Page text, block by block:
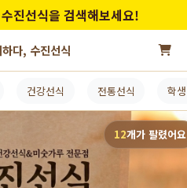
진선식을 검색해보세요!
다, 수진선식
건강선식 전통선식 학
12 개가 팔렸어요